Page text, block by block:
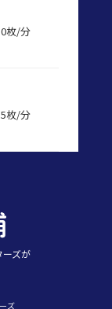
枚/分
枚/分
ズが
ズ